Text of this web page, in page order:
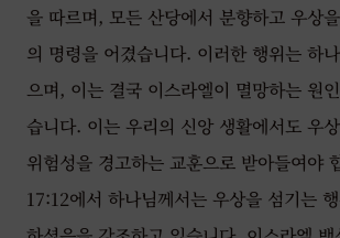
을 따르며, 모든 산당에서 분향하고 우상
의 명령을 어겼습니다. 이러한 행위는 하
으며, 이는 결국 이스라엘이 멸망하는 원
습니다. 이는 우리의 신앙 생활에서도 우
위험성을 경고하는 교훈으로 받아들여야
17:12에서 하나님께서는 우상을 섬기는